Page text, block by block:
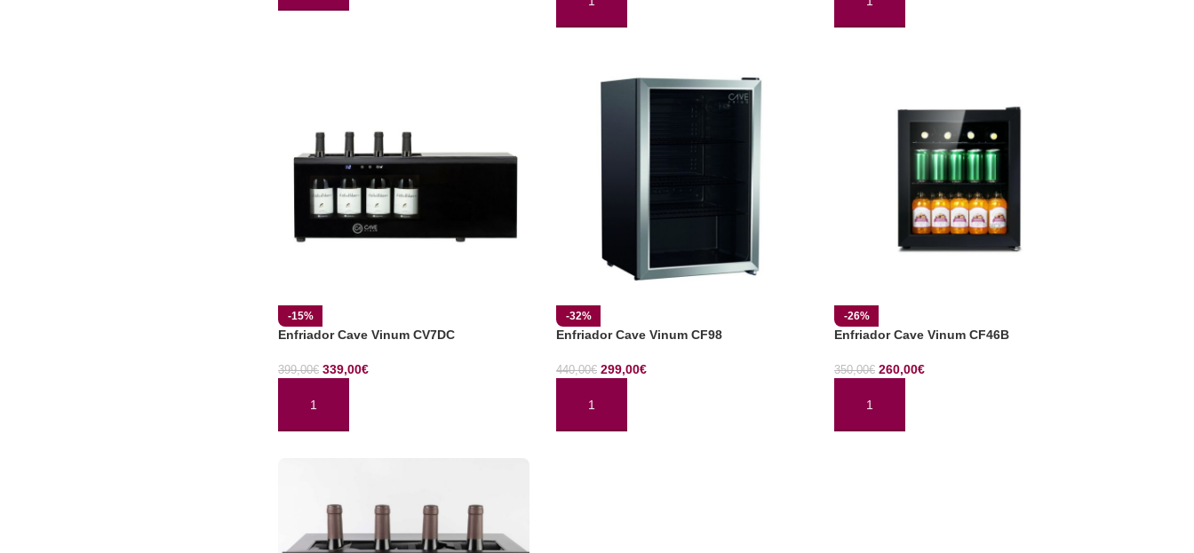
AÑADIR AL CARRITO AÑADIR AL CARRITO
-15%
Enfriador Cave Vinum CV7DC
399,00€ 339,00€
AÑADIR AL CARRITO
-32%
Enfriador Cave Vinum CF98
440,00€ 299,00€
AÑADIR AL CARRITO
-26%
Enfriador Cave Vinum CF46B
350,00€ 260,00€
AÑADIR AL CARRITO